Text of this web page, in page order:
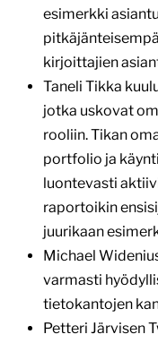
esimerkki
kirjoittajien
Taneli Tikka
jotka uskovat
rooliin. Tikan
portfolio ja
luontevasti
raportoikin
juurikaan
Michael
varmasti
tietokantojen
Petteri Järvisen